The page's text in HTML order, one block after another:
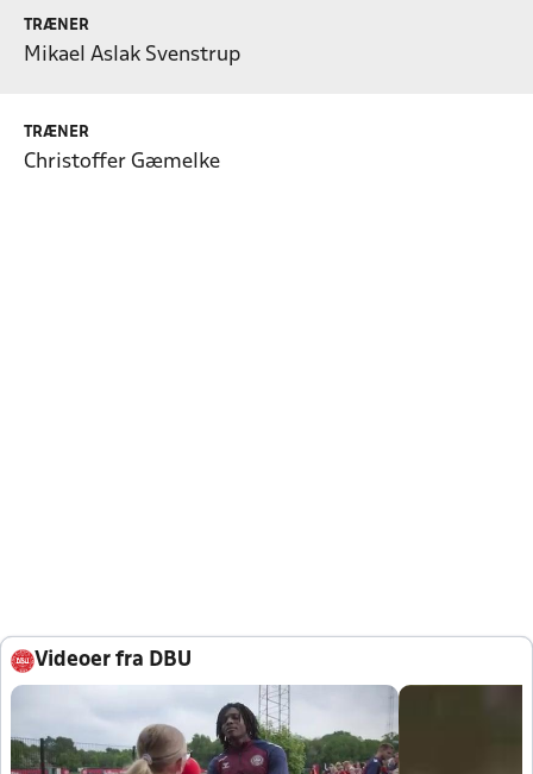
TRÆNER
Mikael Aslak Svenstrup
TRÆNER
Christoffer Gæmelke
Videoer fra DBU